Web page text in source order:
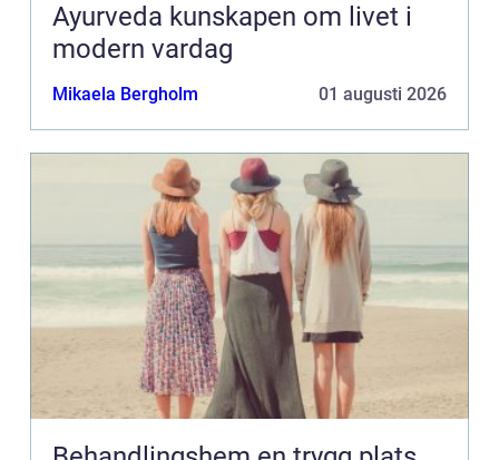
Ayurveda kunskapen om livet i
modern vardag
Mikaela Bergholm 01 augusti 2026